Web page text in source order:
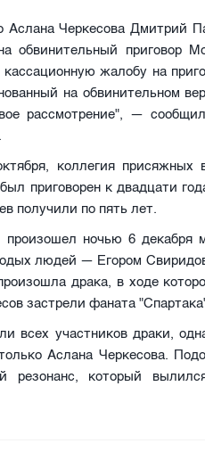
Аслана Черкесова Дмитрий
обвинительный приговор
жалобу на
на обвинительном
рассмотрение", —
коллегия присяжных
приговорен к двадцати
получили по пять лет.
произошел ночью 6
людей — Егором
драка, в ходе
застрели фаната
всех участников драки,
Аслана Черкесова.
резонанс, который